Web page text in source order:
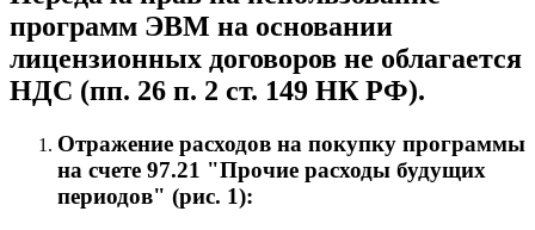
программ ЭВМ на основании
лицензионных договоров не облагается
НДС (пп. 26 п. 2 ст. 149 НК РФ).
Отражение расходов на покупку программы
на счете 97.21 "Прочие расходы будущих
периодов" (рис. 1):